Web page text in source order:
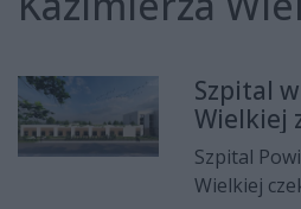
Szpital
Wielkiej
Szpital
Wielkiej